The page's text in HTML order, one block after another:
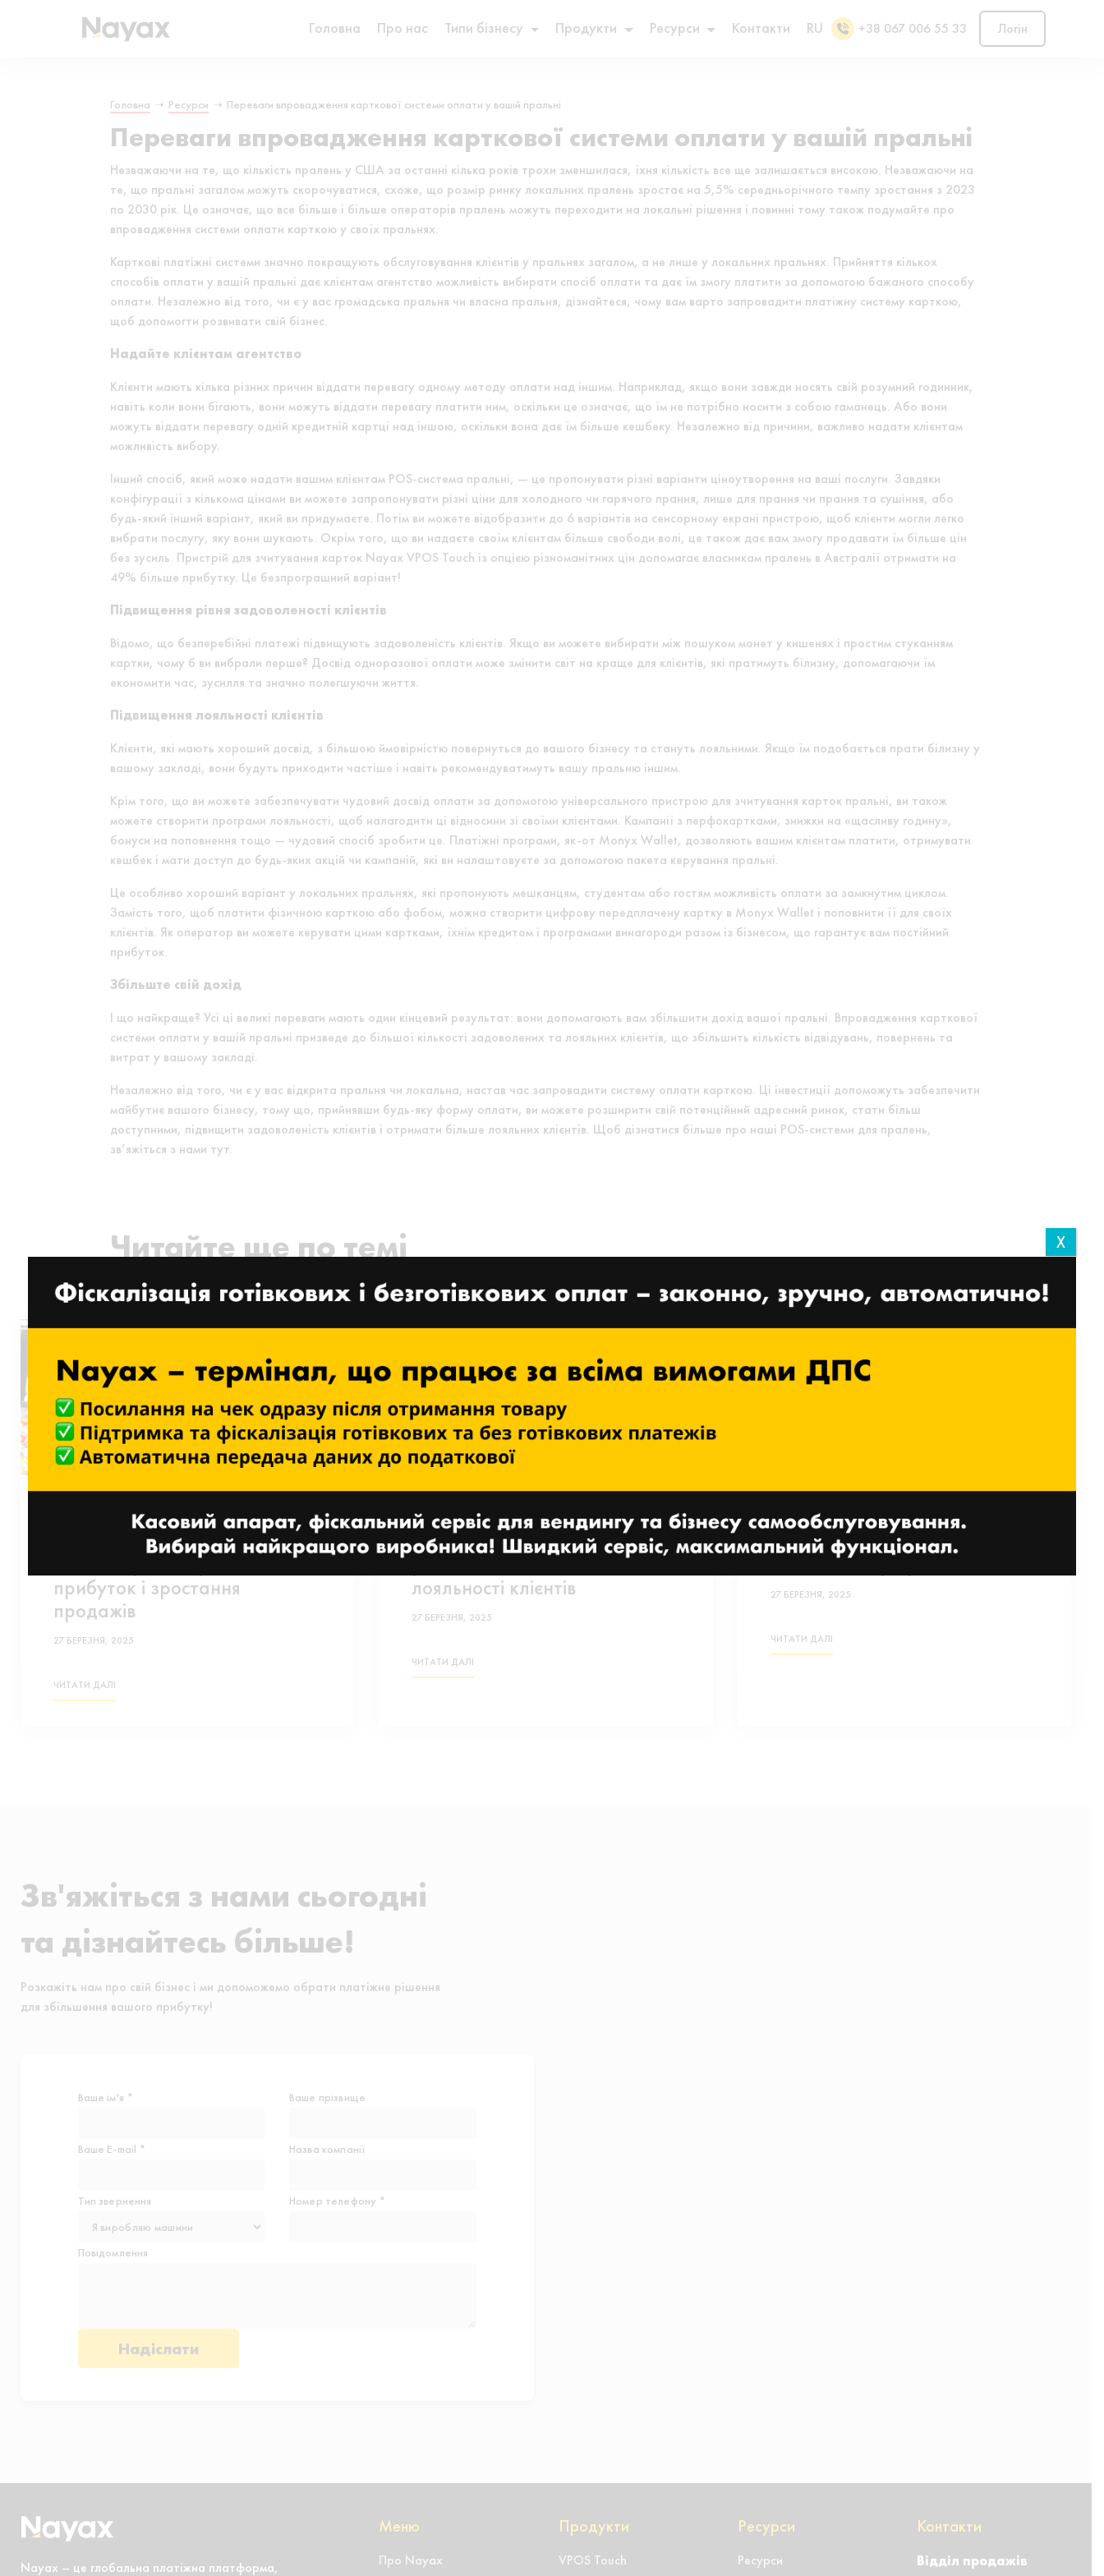
Головна Про нас Типи бізнесу Продукти Ресурси Контакти RU +38 067 006 55 33 Логін
Головна ➝ Ресурси ➝ Переваги впровадження карткової системи оплати у вашій пральні
Переваги впровадження карткової системи оплати у вашій пральні
Незважаючи на те, що кількість пралень у США за останні кілька років трохи зменшилася, їхня кількість все ще залишається високою. Незважаючи на
те, що пральні загалом можуть скорочуватися, схоже, що розмір ринку локальних пралень зростає на 5,5% середньорічного темпу зростання з 2023
по 2030 рік. Це означає, що все більше і більше операторів пралень можуть переходити на локальні рішення і повинні тому також подумайте про
впровадження системи оплати карткою у своїх пральнях.
Карткові платіжні системи значно покращують обслуговування клієнтів у пральнях загалом, а не лише у локальних пральнях. Прийняття кількох
способів оплати у вашій пральні дає клієнтам агентство можливість вибирати спосіб оплати та дає їм змогу платити за допомогою бажаного способу
оплати. Незалежно від того, чи є у вас громадська пральня чи власна пральня, дізнайтеся, чому вам варто запровадити платіжну систему карткою,
щоб допомогти розвивати свій бізнес.
Надайте клієнтам агентство
Клієнти мають кілька різних причин віддати перевагу одному методу оплати над іншим. Наприклад, якщо вони завжди носять свій розумний годинник,
навіть коли вони бігають, вони можуть віддати перевагу платити ним, оскільки це означає, що їм не потрібно носити з собою гаманець. Або вони
можуть віддати перевагу одній кредитній картці над іншою, оскільки вона дає їм більше кешбеку. Незалежно від причини, важливо надати клієнтам
можливість вибору.
Інший спосіб, який може надати вашим клієнтам POS-система пральні, — це пропонувати різні варіанти ціноутворення на ваші послуги. Завдяки
конфігурації з кількома цінами ви можете запропонувати різні ціни для холодного чи гарячого прання, лише для прання чи прання та сушіння, або
будь-який інший варіант, який ви придумаєте. Потім ви можете відобразити до 6 варіантів на сенсорному екрані пристрою, щоб клієнти могли легко
вибрати послугу, яку вони шукають. Окрім того, що ви надаєте своїм клієнтам більше свободи волі, це також дає вам змогу продавати їм більше цін
без зусиль. Пристрій для зчитування карток Nayax VPOS Touch із опцією різноманітних цін допомагає власникам пралень в Австралії отримати на
49% більше прибутку. Це безпрограшний варіант!
Підвищення рівня задоволеності клієнтів
Відомо, що безперебійні платежі підвищують задоволеність клієнтів. Якщо ви можете вибирати між пошуком монет у кишенях і простим стуканням
картки, чому б ви вибрали перше? Досвід одноразової оплати може змінити світ на краще для клієнтів, які пратимуть білизну, допомагаючи їм
економити час, зусилля та значно полегшуючи життя.
Підвищення лояльності клієнтів
Клієнти, які мають хороший досвід, з більшою ймовірністю повернуться до вашого бізнесу та стануть лояльними. Якщо їм подобається прати білизну у
вашому закладі, вони будуть приходити частіше і навіть рекомендуватимуть вашу пральню іншим.
Крім того, що ви можете забезпечувати чудовий досвід оплати за допомогою універсального пристрою для зчитування карток пральні, ви також
можете створити програми лояльності, щоб налагодити ці відносини зі своїми клієнтами. Кампанії з перфокартками, знижки на «щасливу годину»,
бонуси на поповнення тощо — чудовий спосіб зробити це. Платіжні програми, як-от Monyx Wallet, дозволяють вашим клієнтам платити, отримувати
кешбек і мати доступ до будь-яких акцій чи кампаній, які ви налаштовуєте за допомогою пакета керування пральні.
Це особливо хороший варіант у локальних пральнях, які пропонують мешканцям, студентам або гостям можливість оплати за замкнутим циклом.
Замість того, щоб платити фізичною карткою або фобом, можна створити цифрову передплачену картку в Monyx Wallet і поповнити її для своїх
клієнтів. Як оператор ви можете керувати цими картками, їхнім кредитом і програмами винагороди разом із бізнесом, що гарантує вам постійний
прибуток.
Збільште свій дохід
І що найкраще? Усі ці великі переваги мають один кінцевий результат: вони допомагають вам збільшити дохід вашої пральні. Впровадження карткової
системи оплати у вашій пральні призведе до більшої кількості задоволених та лояльних клієнтів, що збільшить кількість відвідувань, повернень та
витрат у вашому закладі.
Незалежно від того, чи є у вас відкрита пральня чи локальна, настав час запровадити систему оплати карткою. Ці інвестиції допоможуть забезпечити
майбутнє вашого бізнесу, тому що, прийнявши будь-яку форму оплати, ви можете розширити свій потенційний адресний ринок, стати більш
доступними, підвищити задоволеність клієнтів і отримати більше лояльних клієнтів. Щоб дізнатися більше про наші POS-системи для пралень,
зв’яжіться з нами тут.
Читайте ще по темі
Nayax покращує унікальну
пропозицію BreakTime Group і
забезпечує їм гарантований
прибуток і зростання
продажів
27 БЕРЕЗНЯ, 2025
ЧИТАТИ ДАЛІ
Nayax пропонує
передплачені торговельні
рішення для підвищення
лояльності клієнтів
27 БЕРЕЗНЯ, 2025
ЧИТАТИ ДАЛІ
Торгівля на мікроринках:
найкращий посібник із
освоєння індустрії
27 БЕРЕЗНЯ, 2025
ЧИТАТИ ДАЛІ
Зв'яжіться з нами сьогодні
та дізнайтесь більше!
Розкажіть нам про свій бізнес і ми допоможемо обрати платіжне рішення
для збільшення вашого прибутку!
Ваше ім'я * Ваше прізвище
Ваше E-mail * Назва компанії
Тип звернення Номер телефону *
Повідомлення
Nayax – це глобальна платіжна платформа,
Меню
Про Nayax
Продукти
VPOS Touch
Ресурси
Ресурси
Контакти
Відділ продажів
X